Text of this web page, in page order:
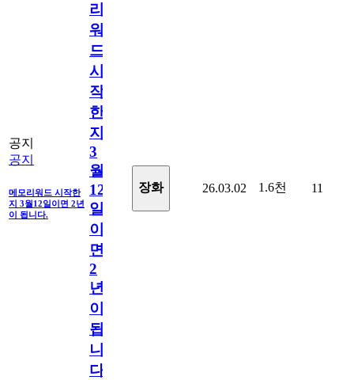
공지
공지
메모리워드 시작한
지 3월12일이면 2년
이 됩니다.
리
워
드
시
작
한
지
3
월
12
일
이
면
2
년
이
됩
니
다.
장화 26.03.02 1.6천 11